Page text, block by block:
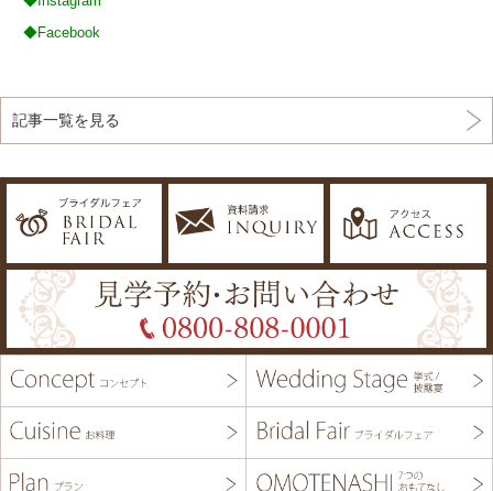
◆Facebook
記事一覧を見る